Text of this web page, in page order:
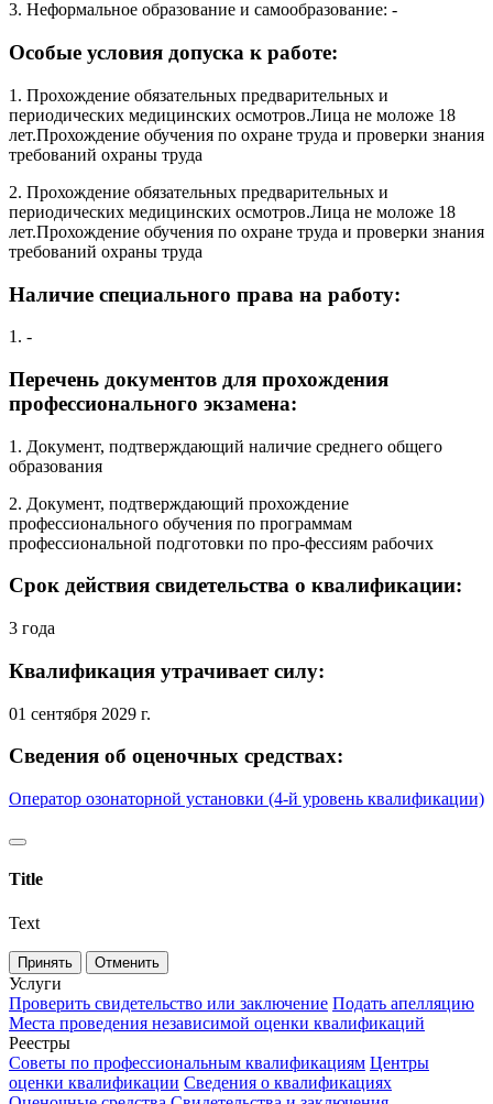
3. Неформальное образование и самообразование: -
Особые условия допуска к работе:
1. Прохождение обязательных предварительных и
периодических медицинских осмотров.Лица не моложе 18
лет.Прохождение обучения по охране труда и проверки знания
требований охраны труда
2. Прохождение обязательных предварительных и
периодических медицинских осмотров.Лица не моложе 18
лет.Прохождение обучения по охране труда и проверки знания
требований охраны труда
Наличие специального права на работу:
1. -
Перечень документов для прохождения
профессионального экзамена:
1. Документ, подтверждающий наличие среднего общего
образования
2. Документ, подтверждающий прохождение
профессионального обучения по программам
профессиональной подготовки по про-фессиям рабочих
Срок действия свидетельства о квалификации:
3 года
Квалификация утрачивает силу:
01 сентября 2029 г.
Сведения об оценочных средствах:
Оператор озонаторной установки (4-й уровень квалификации)
Title
Text
Принять Отменить
Услуги
Проверить свидетельство или заключение Подать апелляцию
Места проведения независимой оценки квалификаций
Реестры
Советы по профессиональным квалификациям Центры
оценки квалификации Сведения о квалификациях